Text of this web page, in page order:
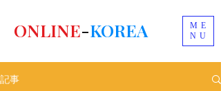
ME
NU
ONLINE-KOREA
記事